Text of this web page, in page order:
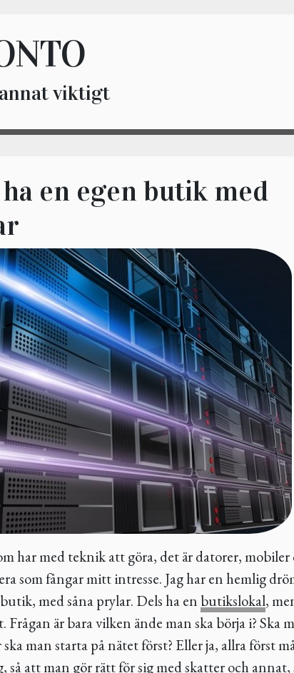
viktigt
en egen butik med
har med teknik att göra, det är datorer,
som fångar mitt intresse. Jag har en hemlig
med såna prylar. Dels ha en butikslokal,
Frågan är bara vilken ände man ska börja i? Ska
man starta på nätet först? Eller ja, allra först
så att man gör rätt för sig med skatter och annat,